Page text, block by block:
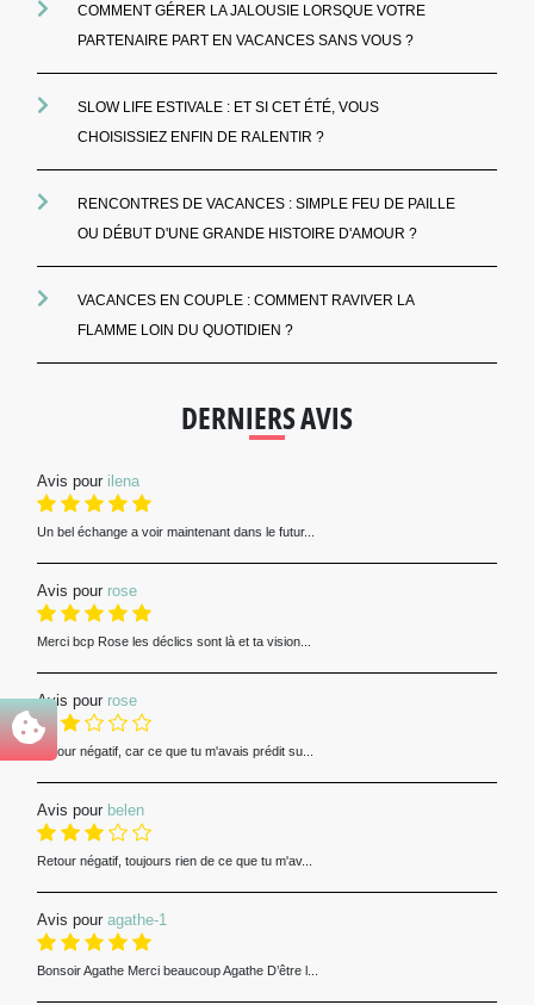
COMMENT GÉRER LA JALOUSIE LORSQUE VOTRE
PARTENAIRE PART EN VACANCES SANS VOUS ?
SLOW LIFE ESTIVALE : ET SI CET ÉTÉ, VOUS
CHOISISSIEZ ENFIN DE RALENTIR ?
RENCONTRES DE VACANCES : SIMPLE FEU DE PAILLE
OU DÉBUT D'UNE GRANDE HISTOIRE D'AMOUR ?
VACANCES EN COUPLE : COMMENT RAVIVER LA
FLAMME LOIN DU QUOTIDIEN ?
DERNIERS AVIS
Avis pour ilena
Un bel échange a voir maintenant dans le futur...
Avis pour rose
Merci bcp Rose les déclics sont là et ta vision...
Avis pour rose
Retour négatif, car ce que tu m'avais prédit su...
Avis pour belen
Retour négatif, toujours rien de ce que tu m'av...
Avis pour agathe-1
Bonsoir Agathe Merci beaucoup Agathe D’être l...